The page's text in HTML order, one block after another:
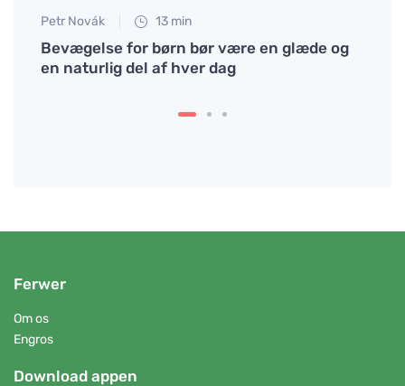
Petr Novák 13 min
Bevægelse for børn bør være en glæde og
en naturlig del af hver dag
Ferwer
Om os
Engros
Download appen